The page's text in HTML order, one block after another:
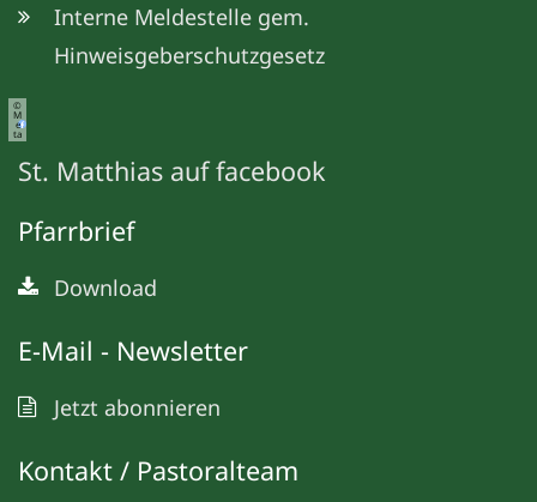
Interne Meldestelle gem.
Hinweisgeberschutzgesetz
©
M
e
ta
St. Matthias auf facebook
Pfarrbrief
Download
E-Mail - Newsletter
Jetzt abonnieren
Kontakt / Pastoralteam